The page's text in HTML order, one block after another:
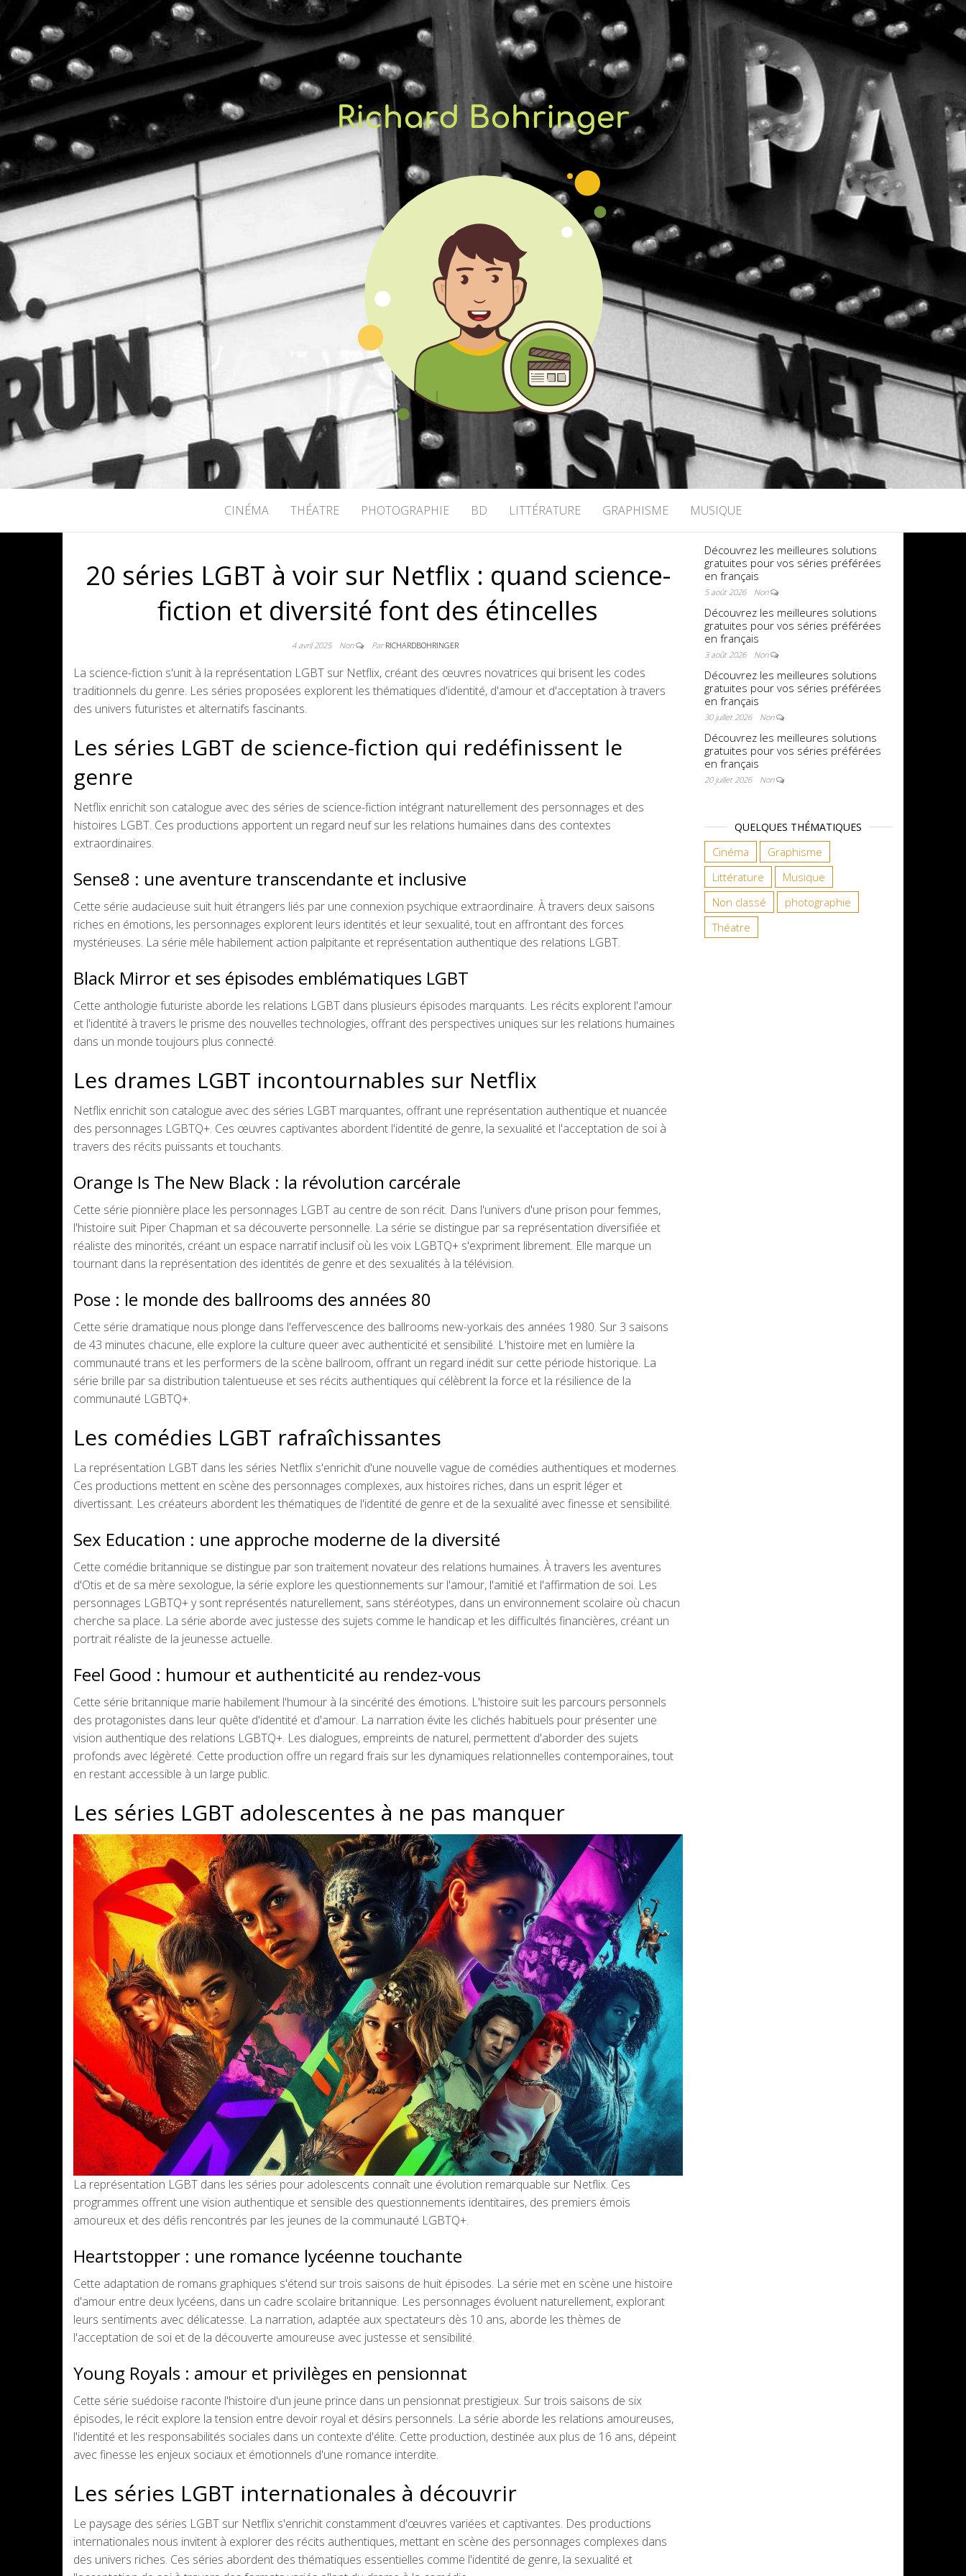
RICHARD BOHRINGER
CINÉMA THÉATRE PHOTOGRAPHIE BD LITTÉRATURE GRAPHISME MUSIQUE
20 séries LGBT à voir sur Netflix : quand science-
fiction et diversité font des étincelles
4 avril 2025 Non ParRICHARDBOHRINGER
La science-fiction s'unit à la représentation LGBT sur Netflix, créant des œuvres novatrices qui brisent les codes
traditionnels du genre. Les séries proposées explorent les thématiques d'identité, d'amour et d'acceptation à travers
des univers futuristes et alternatifs fascinants.
Les séries LGBT de science-fiction qui redéfinissent le
genre
Netflix enrichit son catalogue avec des séries de science-fiction intégrant naturellement des personnages et des
histoires LGBT. Ces productions apportent un regard neuf sur les relations humaines dans des contextes
extraordinaires.
Sense8 : une aventure transcendante et inclusive
Cette série audacieuse suit huit étrangers liés par une connexion psychique extraordinaire. À travers deux saisons
riches en émotions, les personnages explorent leurs identités et leur sexualité, tout en affrontant des forces
mystérieuses. La série mêle habilement action palpitante et représentation authentique des relations LGBT.
Black Mirror et ses épisodes emblématiques LGBT
Cette anthologie futuriste aborde les relations LGBT dans plusieurs épisodes marquants. Les récits explorent l'amour
et l'identité à travers le prisme des nouvelles technologies, offrant des perspectives uniques sur les relations humaines
dans un monde toujours plus connecté.
Les drames LGBT incontournables sur Netflix
Netflix enrichit son catalogue avec des séries LGBT marquantes, offrant une représentation authentique et nuancée
des personnages LGBTQ+. Ces œuvres captivantes abordent l'identité de genre, la sexualité et l'acceptation de soi à
travers des récits puissants et touchants.
Orange Is The New Black : la révolution carcérale
Cette série pionnière place les personnages LGBT au centre de son récit. Dans l'univers d'une prison pour femmes,
l'histoire suit Piper Chapman et sa découverte personnelle. La série se distingue par sa représentation diversifiée et
réaliste des minorités, créant un espace narratif inclusif où les voix LGBTQ+ s'expriment librement. Elle marque un
tournant dans la représentation des identités de genre et des sexualités à la télévision.
Pose : le monde des ballrooms des années 80
Cette série dramatique nous plonge dans l'effervescence des ballrooms new-yorkais des années 1980. Sur 3 saisons
de 43 minutes chacune, elle explore la culture queer avec authenticité et sensibilité. L'histoire met en lumière la
communauté trans et les performers de la scène ballroom, offrant un regard inédit sur cette période historique. La
série brille par sa distribution talentueuse et ses récits authentiques qui célèbrent la force et la résilience de la
communauté LGBTQ+.
Les comédies LGBT rafraîchissantes
La représentation LGBT dans les séries Netflix s'enrichit d'une nouvelle vague de comédies authentiques et modernes.
Ces productions mettent en scène des personnages complexes, aux histoires riches, dans un esprit léger et
divertissant. Les créateurs abordent les thématiques de l'identité de genre et de la sexualité avec finesse et sensibilité.
Sex Education : une approche moderne de la diversité
Cette comédie britannique se distingue par son traitement novateur des relations humaines. À travers les aventures
d'Otis et de sa mère sexologue, la série explore les questionnements sur l'amour, l'amitié et l'affirmation de soi. Les
personnages LGBTQ+ y sont représentés naturellement, sans stéréotypes, dans un environnement scolaire où chacun
cherche sa place. La série aborde avec justesse des sujets comme le handicap et les difficultés financières, créant un
portrait réaliste de la jeunesse actuelle.
Feel Good : humour et authenticité au rendez-vous
Cette série britannique marie habilement l'humour à la sincérité des émotions. L'histoire suit les parcours personnels
des protagonistes dans leur quête d'identité et d'amour. La narration évite les clichés habituels pour présenter une
vision authentique des relations LGBTQ+. Les dialogues, empreints de naturel, permettent d'aborder des sujets
profonds avec légèreté. Cette production offre un regard frais sur les dynamiques relationnelles contemporaines, tout
en restant accessible à un large public.
Les séries LGBT adolescentes à ne pas manquer
La représentation LGBT dans les séries pour adolescents connaît une évolution remarquable sur Netflix. Ces
programmes offrent une vision authentique et sensible des questionnements identitaires, des premiers émois
amoureux et des défis rencontrés par les jeunes de la communauté LGBTQ+.
Heartstopper : une romance lycéenne touchante
Cette adaptation de romans graphiques s'étend sur trois saisons de huit épisodes. La série met en scène une histoire
d'amour entre deux lycéens, dans un cadre scolaire britannique. Les personnages évoluent naturellement, explorant
leurs sentiments avec délicatesse. La narration, adaptée aux spectateurs dès 10 ans, aborde les thèmes de
l'acceptation de soi et de la découverte amoureuse avec justesse et sensibilité.
Young Royals : amour et privilèges en pensionnat
Cette série suédoise raconte l'histoire d'un jeune prince dans un pensionnat prestigieux. Sur trois saisons de six
épisodes, le récit explore la tension entre devoir royal et désirs personnels. La série aborde les relations amoureuses,
l'identité et les responsabilités sociales dans un contexte d'élite. Cette production, destinée aux plus de 16 ans, dépeint
avec finesse les enjeux sociaux et émotionnels d'une romance interdite.
Les séries LGBT internationales à découvrir
Le paysage des séries LGBT sur Netflix s'enrichit constamment d'œuvres variées et captivantes. Des productions
internationales nous invitent à explorer des récits authentiques, mettant en scène des personnages complexes dans
des univers riches. Ces séries abordent des thématiques essentielles comme l'identité de genre, la sexualité et
Découvrez les meilleures solutions
gratuites pour vos séries préférées
en français
5 août 2026 Non
Découvrez les meilleures solutions
gratuites pour vos séries préférées
en français
3 août 2026 Non
Découvrez les meilleures solutions
gratuites pour vos séries préférées
en français
30 juillet 2026 Non
Découvrez les meilleures solutions
gratuites pour vos séries préférées
en français
20 juillet 2026 Non
QUELQUES THÉMATIQUES
Cinéma
Graphisme
Littérature
Musique
Non classé
photographie
Théatre